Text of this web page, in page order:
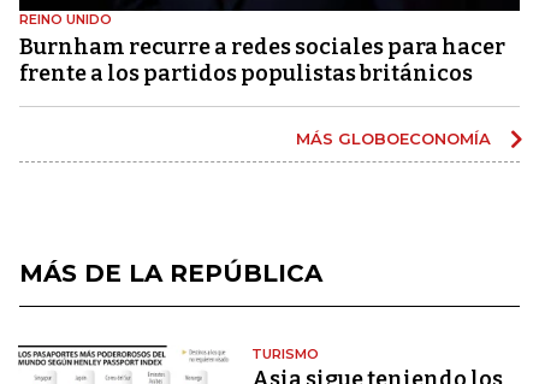
REINO UNIDO
Burnham recurre a redes sociales para hacer
frente a los partidos populistas británicos
MÁS GLOBOECONOMÍA
MÁS DE LA REPÚBLICA
TURISMO